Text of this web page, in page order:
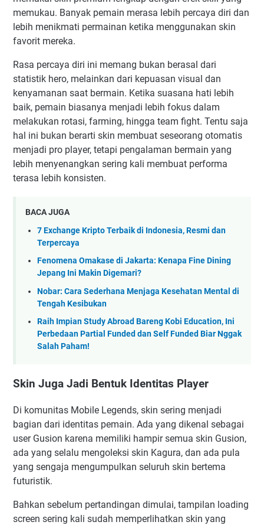
memukau. Banyak pemain merasa lebih percaya diri dan
lebih menikmati permainan ketika menggunakan skin
favorit mereka.
Rasa percaya diri ini memang bukan berasal dari
statistik hero, melainkan dari kepuasan visual dan
kenyamanan saat bermain. Ketika suasana hati lebih
baik, pemain biasanya menjadi lebih fokus dalam
melakukan rotasi, farming, hingga team fight. Tentu saja
hal ini bukan berarti skin membuat seseorang otomatis
menjadi pro player, tetapi pengalaman bermain yang
lebih menyenangkan sering kali membuat performa
terasa lebih konsisten.
BACA JUGA
7 Exchange Kripto Terbaik di Indonesia, Resmi dan
Terpercaya
Fenomena Omakase di Jakarta: Kenapa Fine Dining
Jepang Ini Makin Digemari?
Nobar: Cara Sederhana Menjaga Kesehatan Mental di
Tengah Kesibukan
Raih Impian Study Abroad Bareng Kobi Education, Ini
Perbedaan Partial Funded dan Self Funded Biar Nggak
Salah Paham!
Skin Juga Jadi Bentuk Identitas Player
Di komunitas Mobile Legends, skin sering menjadi
bagian dari identitas pemain. Ada yang dikenal sebagai
user Gusion karena memiliki hampir semua skin Gusion,
ada yang selalu mengoleksi skin Kagura, dan ada pula
yang sengaja mengumpulkan seluruh skin bertema
futuristik.
Bahkan sebelum pertandingan dimulai, tampilan loading
screen sering kali sudah memperlihatkan skin yang